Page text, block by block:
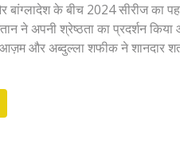
बांग्लादेश के बीच 2024 सीरीज का
ने अपनी श्रेष्ठता का प्रदर्शन
और अब्दुल्ला शफीक ने शानदार